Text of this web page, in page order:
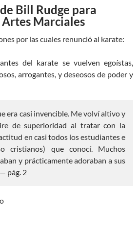
Bill Rudge para
Marciales
por las cuales renunció al karate:
del karate se vuelven egoístas,
arrogantes, y deseosos de poder y
era casi invencible. Me volví altivo y
de superioridad al tratar con la
en casi todos los estudiantes e
cristianos) que conocí. Muchos
y prácticamente adoraban a sus
pág. 2